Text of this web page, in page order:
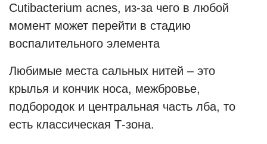
Cutibacterium acnes, из-за чего в любой
момент может перейти в стадию
воспалительного элемента
Любимые места сальных нитей – это
крылья и кончик носа, межбровье,
подбородок и центральная часть лба, то
есть классическая Т-зона.